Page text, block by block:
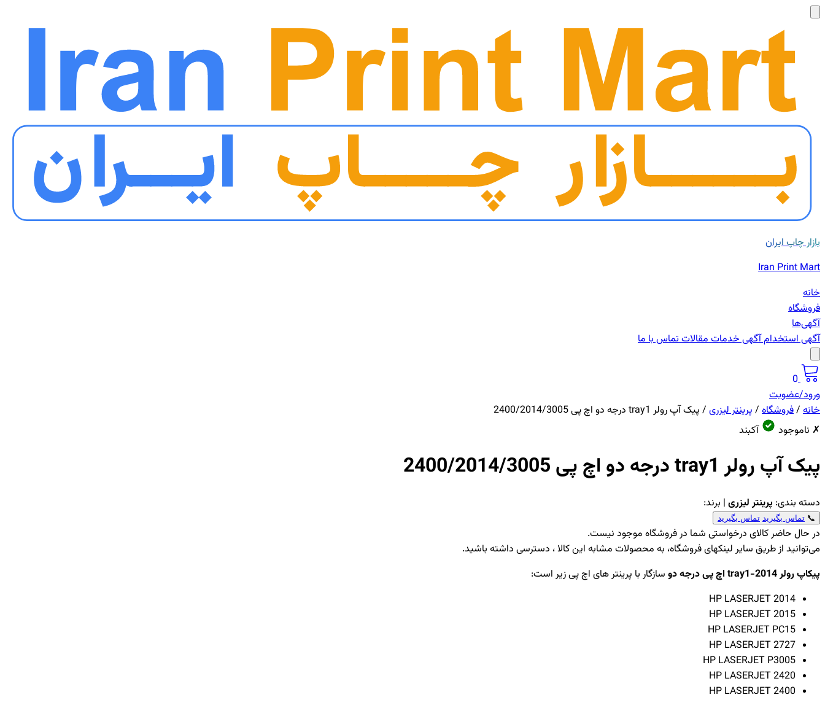
بازار چاپ ایران
Iran Print Mart
خانه
فروشگاه
آگهی‌ها
آگهی استخدامآگهی خدماتمقالاتتماس با ما
0
ورود/عضویت
خانه /فروشگاه / پرینتر لیزری / پیک آپ رولر tray1 درجه دو اچ پی 2400/2014/3005
✗ ناموجود
آکبند
پیک آپ رولر tray1 درجه دو اچ پی 2400/2014/3005
دسته بندی: پرینتر لیزری | برند:
📞 تماس بگیرید تماس بگیرید
در حال حاضر کالای درخواستی شما در فروشگاه موجود نیست.
می‌توانید از طریق سایر لینکهای فروشگاه، به محصولات مشابه این کالا ، دسترسی داشته باشید.
پیکاپ رولر 2014-tray1 اچ پی درجه دو
سازگار با پرینتر های اچ پی زیر است:
HP LASERJET 2014
HP LASERJET 2015
HP LASERJET PC15
HP LASERJET 2727
HP LASERJET P3005
HP LASERJET 2420
HP LASERJET 2400